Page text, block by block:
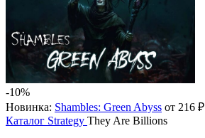
-10%
Новинка: Shambles: Green Abyss от 216 ₽
Каталог Strategy They Are Billions